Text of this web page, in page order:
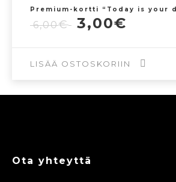
Premium-kortti “Today is your
6,00€
6,00€.
3,00€
3,00€.
LISÄÄ OSTOSKORIIN
Ota yhteyttä